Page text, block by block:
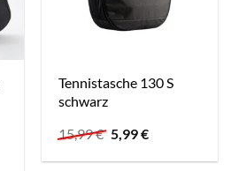
Tennistasche 130 S
schwarz
15,99€ Ursprünglicher
war:
5,99€Aktueller
ist: